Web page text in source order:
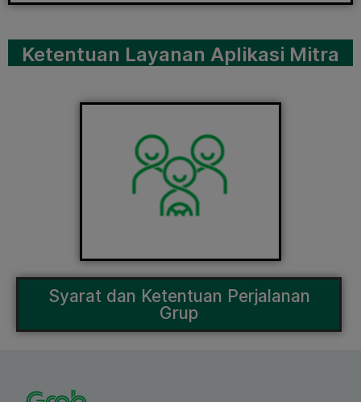
Ketentuan Layanan Aplikasi Mitra
Syarat dan Ketentuan Perjalanan
Grup